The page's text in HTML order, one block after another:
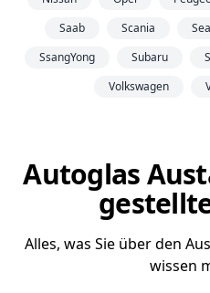
Saab
Scania
SsangYong
Subaru
Volkswagen
Autoglas
Alles, was Sie über den
wissen